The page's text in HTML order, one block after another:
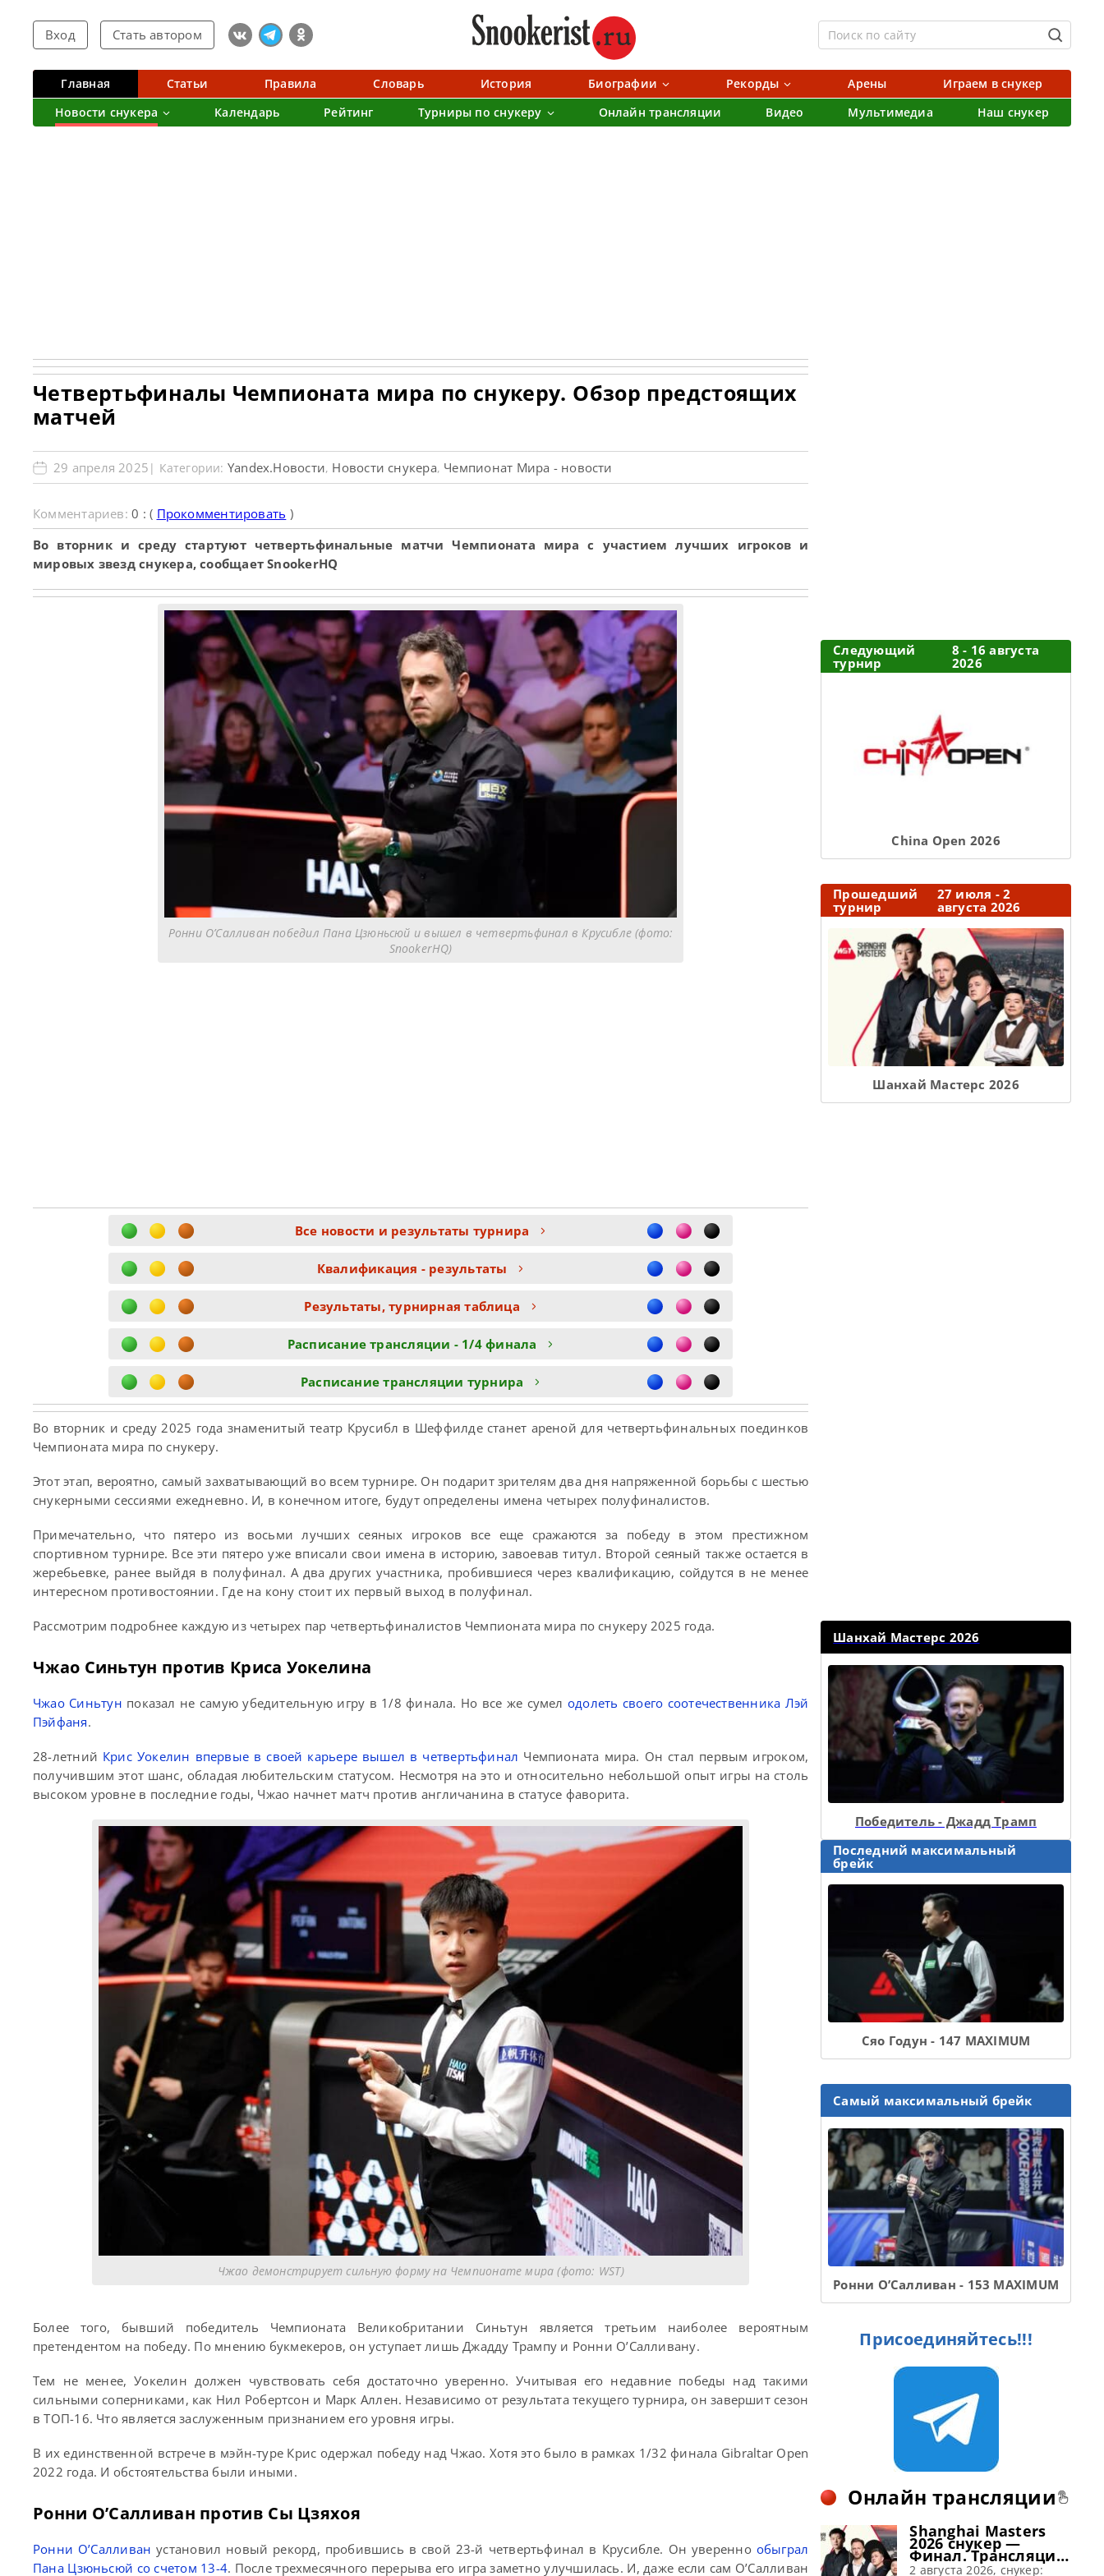
Вход Стать автором
Главная Статьи Правила Словарь История Биографии Рекорды Арены
Играем в снукер
Новости снукера
Календарь Рейтинг Турниры по снукеру Онлайн трансляции Видео Мультимедиа Наш снукер
Четвертьфиналы Чемпионата мира по снукеру. Обзор предстоящих
матчей
29 апреля 2025 | Категории: Yandex.Новости, Новости снукера, Чемпионат Мира - новости
Комментариев:0 : ( Прокомментировать )
Во вторник и среду стартуют четвертьфинальные матчи Чемпионата мира с участием лучших игроков и
мировых звезд снукера, сообщает SnookerHQ
Ронни О’Салливан победил Пана Цзюньсюй и вышел в четвертьфинал в Крусибле (фото:
SnookerHQ)
Все новости и результаты турнира
Квалификация - результаты
Результаты, турнирная таблица
Расписание трансляции - 1/4 финала
Расписание трансляции турнира
Во вторник и среду 2025 года знаменитый театр Крусибл в Шеффилде станет ареной для четвертьфинальных поединков
Чемпионата мира по снукеру.
Этот этап, вероятно, самый захватывающий во всем турнире. Он подарит зрителям два дня напряженной борьбы с шестью
снукерными сессиями ежедневно. И, в конечном итоге, будут определены имена четырех полуфиналистов.
Примечательно, что пятеро из восьми лучших сеяных игроков все еще сражаются за победу в этом престижном
спортивном турнире. Все эти пятеро уже вписали свои имена в историю, завоевав титул. Второй сеяный также остается в
жеребьевке, ранее выйдя в полуфинал. А два других участника, пробившиеся через квалификацию, сойдутся в не менее
интересном противостоянии. Где на кону стоит их первый выход в полуфинал.
Рассмотрим подробнее каждую из четырех пар четвертьфиналистов Чемпионата мира по снукеру 2025 года.
Чжао Синьтун против Криса Уокелина
Чжао Синьтун показал не самую убедительную игру в 1/8 финала. Но все же сумелодолеть своего соотечественника Лэй
Пэйфаня.
28-летний Крис Уокелин впервые в своей карьере вышел в четвертьфинал Чемпионата мира. Он стал первым игроком,
получившим этот шанс, обладая любительским статусом. Несмотря на это и относительно небольшой опыт игры на столь
высоком уровне в последние годы, Чжао начнет матч против англичанина в статусе фаворита.
Чжао демонстрирует сильную форму на Чемпионате мира (фото: WST)
Более того, бывший победитель Чемпионата Великобритании Синьтун является третьим наиболее вероятным
претендентом на победу. По мнению букмекеров, он уступает лишь Джадду Трампу и Ронни О’Салливану.
Тем не менее, Уокелин должен чувствовать себя достаточно уверенно. Учитывая его недавние победы над такими
сильными соперниками, как Нил Робертсон и Марк Аллен. Независимо от результата текущего турнира, он завершит сезон
в ТОП-16. Что является заслуженным признанием его уровня игры.
В их единственной встрече в мэйн-туре Крис одержал победу над Чжао. Хотя это было в рамках 1/32 финала Gibraltar Open
2022 года. И обстоятельства были иными.
Ронни О’Салливан против Сы Цзяхоя
Ронни О’Салливан установил новый рекорд, пробившись в свой 23-й четвертьфинал в Крусибле. Он уверенно обыграл
Пана Цзюньсюй со счетом 13-4. После трехмесячного перерыва его игра заметно улучшилась. И, даже если сам О’Салливан
Следующий
турнир
8 - 16 августа
2026
Сhina Open 2026
Прошедший
турнир
27 июля - 2
августа 2026
Шанхай Мастерс 2026
Шанхай Мастерс 2026
Победитель - Джадд Трамп
Последний максимальный
брейк
Сяо Годун - 147 MAXIMUM
Самый максимальный брейк
Ронни О’Салливан - 153 MAXIMUM
Присоединяйтесь!!!
Онлайн трансляции
Shanghai Masters
2026 снукер —
Финал. Трансляции
расписание
2 августа 2026, снукер: